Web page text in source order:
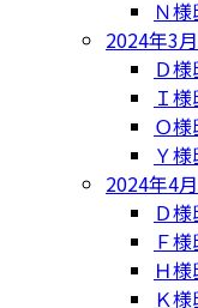
Ｎ
2024年3月
Ｄ
Ｉ
Ｏ様
Ｙ
2024年4月
Ｄ
Ｆ
Ｈ
Ｋ